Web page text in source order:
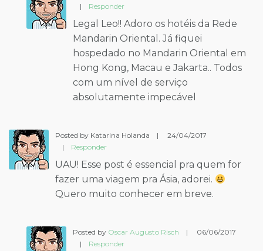
|
Responder
Legal Leo!! Adoro os hotéis da Rede
Mandarin Oriental. Já fiquei
hospedado no Mandarin Oriental em
Hong Kong, Macau e Jakarta.. Todos
com um nível de serviço
absolutamente impecável
Posted by Katarina Holanda |
24/04/2017
|
Responder
UAU! Esse post é essencial pra quem for
fazer uma viagem pra Ásia, adorei.
Quero muito conhecer em breve.
Posted by Oscar Augusto Risch |
06/06/2017
|
Responder